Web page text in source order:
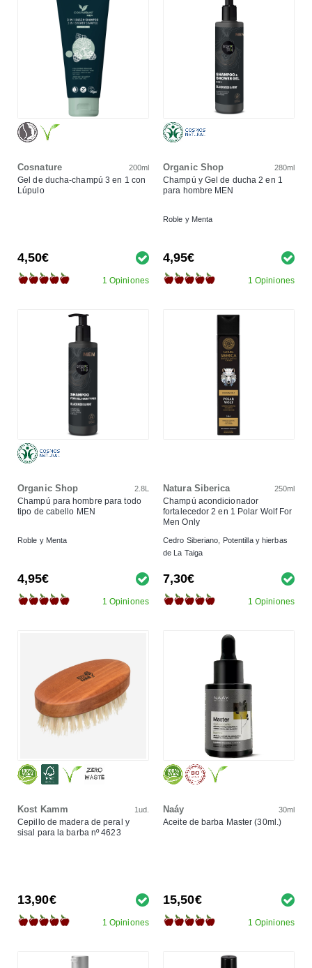
Cosnature 200ml
Gel de ducha-champú 3 en 1 con
Lúpulo
4,50€
1 Opiniones
Organic Shop 280ml
Champú y Gel de ducha 2 en 1
para hombre MEN
Roble y Menta
4,95€
1 Opiniones
Organic Shop 2.8L
Champú para hombre para todo
tipo de cabello MEN
Roble y Menta
4,95€
1 Opiniones
Natura Siberica 250ml
Champú acondicionador
fortalecedor 2 en 1 Polar Wolf For
Men Only
Cedro Siberiano, Potentilla y hierbas
de La Taiga
7,30€
1 Opiniones
Kost Kamm 1ud.
Cepillo de madera de peral y
sisal para la barba nº 4623
13,90€
1 Opiniones
Naáy 30ml
Aceite de barba Master (30ml.)
15,50€
1 Opiniones